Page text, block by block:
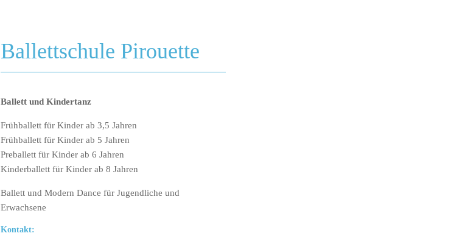
Ballettschule Pirouette
Ballett und Kindertanz
Frühballett für Kinder ab 3,5 Jahren
Frühballett für Kinder ab 5 Jahren
Preballett für Kinder ab 6 Jahren
Kinderballett für Kinder ab 8 Jahren
Ballett und Modern Dance für Jugendliche und
Erwachsene
Kontakt: